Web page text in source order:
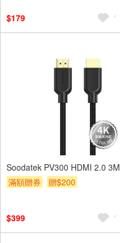
$179
Soodatek PV300 HDMI 2.0 3M
滿額贈券
贈$200
$399